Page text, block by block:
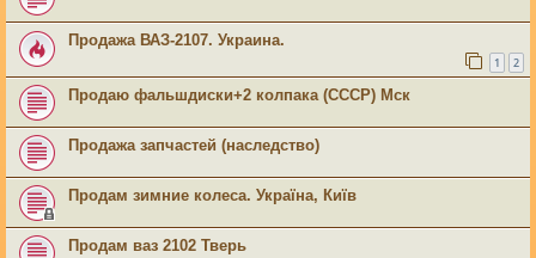
Продажа ВАЗ-2107. Украина.
1 2
Продаю фальшдиски+2 колпака (СССР) Мск
Продажа запчастей (наследство)
Продам зимние колеса. Україна, Київ
Продам ваз 2102 Тверь